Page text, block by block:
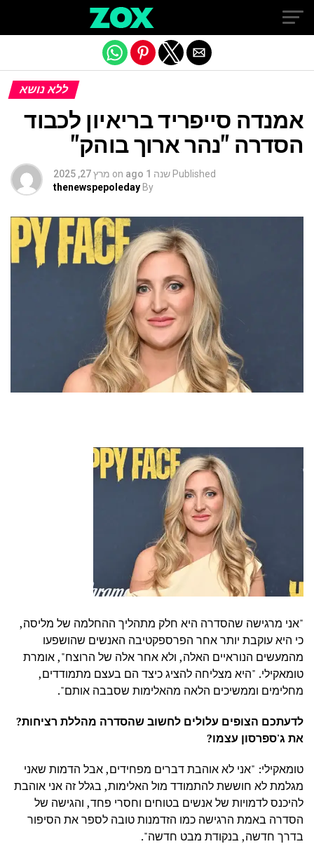
ללא נושא
אמנדה סייפריד בריאיון לכבוד
הסדרה "נהר ארוך בוהק"
Published שנה 1 ago on מרץ 27, 2025
By
thenewspepoleday
"אני מרגישה שהסדרה היא חלק מתהליך ההחלמה של מליסה,
כי היא עוקבת יותר אחר הפרספקטיבה האנשים שהושפעו
מהמעשים הנוראיים האלה, ולא אחר אלה של הרוצח", אומרת
טומאקילי. "היא מצליחה להציג כיצד הם בעצם מתמודדים,
מחלימים וממשיכים הלאה מהאלימות שסבבה אותם".
לדעתכם הצופים עלולים לחשוב שהסדרה מהללת רציחות?
את ג'ספרסון עצמו?
טומאקילי: "אני לא אוהבת דברים מפחידים, אבל הדמות שאני
מגלמת לא חוששת להתמודד מול האלימות, בגלל זה אני אוהבת
להיכנס לדמויות של אנשים בטוחים וחסרי פחד, והגישה של
הסדרה באמת הרגישה כמו הזדמנות טובה לספר את הסיפור
בדרך חדשה, בנקודת מבט חדשה".
Exit mobile version